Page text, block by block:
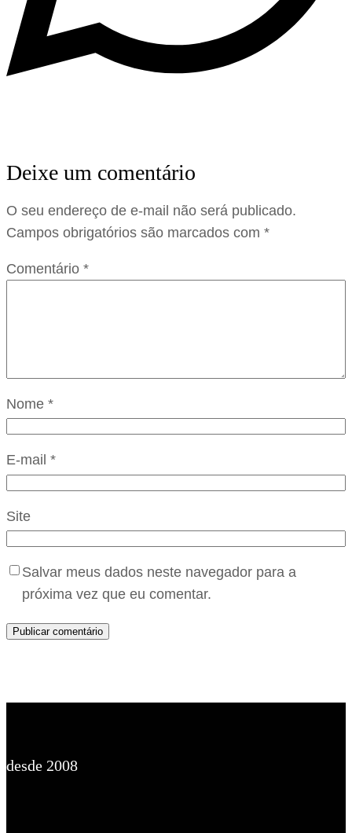
Deixe um comentário
O seu endereço de e-mail não será publicado.
Campos obrigatórios são marcados com *
Comentário *
Nome *
E-mail *
Site
Salvar meus dados neste navegador para a
próxima vez que eu comentar.
desde 2008